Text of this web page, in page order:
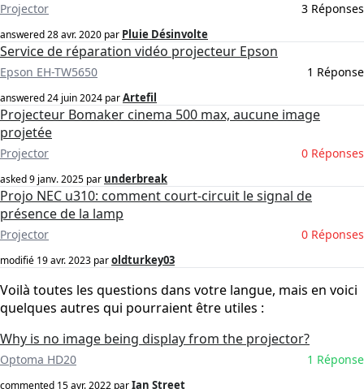
Projector 3 Réponses
answered28 avr. 2020 par Pluie Désinvolte
Service de réparation vidéo projecteur Epson
Epson EH-TW5650 1 Réponse
answered24 juin 2024 parArtefil
Projecteur Bomaker cinema 500 max, aucune image
projetée
Projector 0 Réponses
asked9 janv. 2025 par underbreak
Projo NEC u310: comment court-circuit le signal de
présence de la lamp
Projector 0 Réponses
modifié 19 avr. 2023 paroldturkey03
Voilà toutes les questions dans votre langue, mais en voici
quelques autres qui pourraient être utiles :
Why is no image being display from the projector?
Optoma HD20 1 Réponse
commented 15 avr. 2022 parIan Street